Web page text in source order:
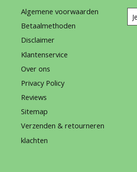
Algemene voorwaarden
Betaalmethoden
Disclaimer
Klantenservice
Over ons
Privacy Policy
Reviews
Sitemap
Verzenden & retourneren
klachten